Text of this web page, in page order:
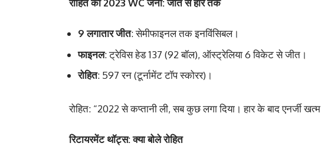
रोहित का 2023 WC जर्नी: जीत से हार तक
9 लगातार जीत: सेमीफाइनल तक इनविंसिबल।
फाइनल: ट्रेविस हेड 137 (92 बॉल), ऑस्ट्रेलिया 6 विकेट से जीत।
रोहित: 597 रन (टूर्नामेंट टॉप स्कोरर)।
रोहित: “2022 से कप्तानी ली, सब कुछ लगा दिया। हार के बाद एनर्जी
रिटायरमेंट थॉट्स: क्या बोले रोहित